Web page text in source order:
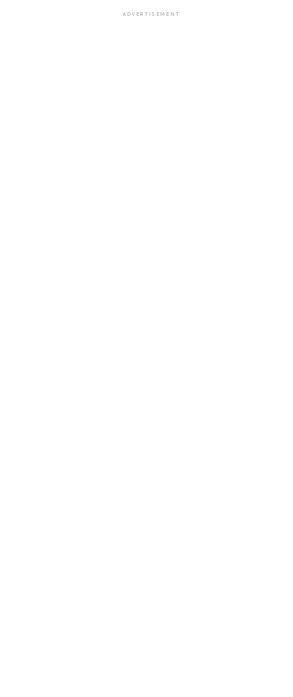
ADVERTISEMENT